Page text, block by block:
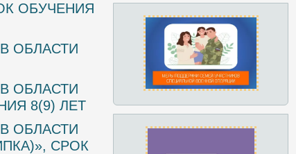
ОБУЧЕНИЯ
ОБЛАСТИ
ОБЛАСТИ
8(9) ЛЕТ
ОБЛАСТИ
СРОК